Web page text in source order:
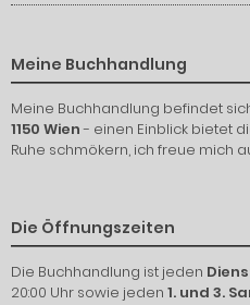
Meine Buchhandlung
Meine Buchhandlung befindet
1150 Wien- einen Einblick bietet
Ruhe schmökern, ich freue mich
Die Öffnungszeiten
Die Buchhandlung ist jeden
20:00 Uhr sowie jeden 1. und 3.